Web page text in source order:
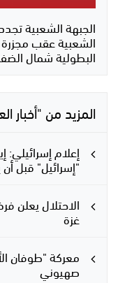
الجبهة الشعبية
الشعبية عقب مجزرة
البطولية شمال
المزيد من "أخبار
إعلام إسرائيلي:
"إسرائيل" قبل
الاحتلال
غزة
صهيوني